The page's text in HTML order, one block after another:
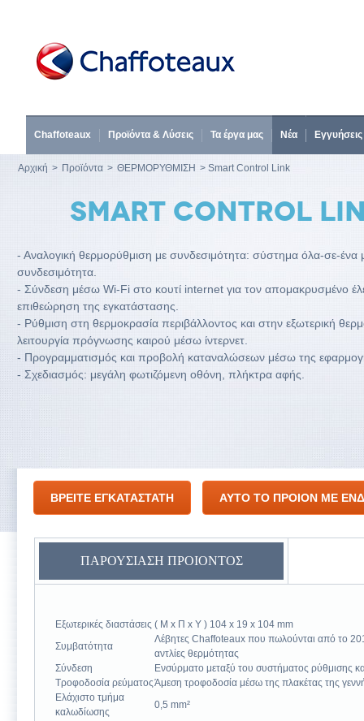
Chaffoteaux Προϊόντα & Λύσεις Τα έργα μας Νέα Εγγυήσεις
Αρχική > Προϊόντα > ΘΕΡΜΟΡΥΘΜΙΣΗ > Smart Control Link
SMART CONTROL
- Αναλογική θερμορύθμιση με συνδεσιμότητα: σύστημα όλα-σε-
συνδεσιμότητα.
- Σύνδεση μέσω Wi-Fi στο κουτί internet για τον απομακρυσμένο
επιθεώρηση της εγκατάστασης.
- Ρύθμιση στη θερμοκρασία περιβάλλοντος και στην εξωτερική
λειτουργία πρόγνωσης καιρού μέσω ίντερνετ.
- Προγραμματισμός και προβολή καταναλώσεων μέσω της
- Σχεδιασμός: μεγάλη φωτιζόμενη οθόνη, πλήκτρα αφής.
ΒΡΕΙΤΕ ΕΓΚΑΤΑΣΤΑΤΗ ΑΥΤΟ ΤΟ ΠΡΟΙΟΝ ΜΕ
ΠΑΡΟΥΣΙΑΣΗ ΠΡΟΙΟΝΤΟΣ
Εξωτερικές διαστάσεις ( Μ x Π x Υ ) 104 x 19 x 104 mm
Συμβατότητα
Λέβητες Chaffoteaux που πωλούνται από το
αντλίες θερμότητας
Σύνδεση
Ενσύρματο μεταξύ του συστήματος ρύθμισης
Τροφοδοσία ρεύματοςΆμεση τροφοδοσία μέσω της πλακέτας της
Ελάχιστο τμήμα
καλωδίωσης
0,5 mm²